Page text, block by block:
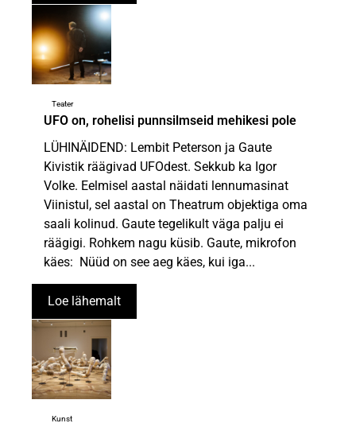
Teater
UFO on, rohelisi punnsilmseid mehikesi pole
LÜHINÄIDEND: Lembit Peterson ja Gaute
Kivistik räägivad UFOdest. Sekkub ka Igor
Volke. Eelmisel aastal näidati lennumasinat
Viinistul, sel aastal on Theatrum objektiga oma
saali kolinud. Gaute tegelikult väga palju ei
räägigi. Rohkem nagu küsib. Gaute, mikrofon
käes: Nüüd on see aeg käes, kui iga...
Loe lähemalt
Kunst